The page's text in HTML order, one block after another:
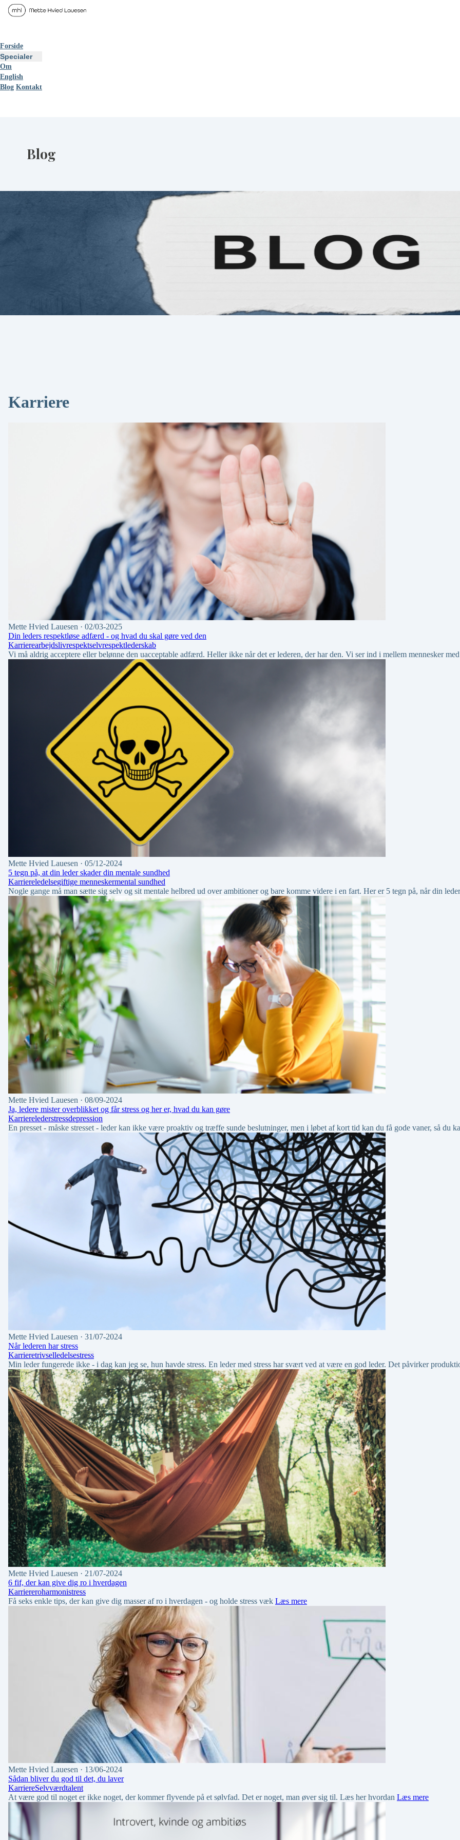
Forside
Specialer
Om
English
Blog Kontakt
Blog
Karriere
Mette Hvied Lauesen · 02/03-2025
Din leders respektløse adfærd - og hvad du skal gøre ved den
Karrierearbejdslivrespektselvrespektlederskab
Vi må aldrig acceptere eller belønne den uacceptable adfærd. Heller ikke når det er lederen, der har den. Vi ser ind i mellem mennesker
Mette Hvied Lauesen · 05/12-2024
5 tegn på, at din leder skader din mentale sundhed
Karriereledelsegiftige menneskermental sundhed
Nogle gange må man sætte sig selv og sit mentale helbred ud over ambitioner og bare komme videre i en fart. Her er 5 tegn på, når din
Mette Hvied Lauesen · 08/09-2024
Ja, ledere mister overblikket og får stress og her er, hvad du kan gøre
Karrierelederstressdepression
En presset - måske stresset - leder kan ikke være proaktiv og træffe sunde beslutninger, men i løbet af kort tid kan du få gode vaner, så du
Mette Hvied Lauesen · 31/07-2024
Når lederen har stress
Karrieretrivselledelsestress
Min leder fungerede ikke - i dag kan jeg se, hun havde stress. En leder med stress har svært ved at være en god leder. Det påvirker
Mette Hvied Lauesen · 21/07-2024
6 fif, der kan give dig ro i hverdagen
Karriereroharmonistress
Få seks enkle tips, der kan give dig masser af ro i hverdagen - og holde stress væk Læs mere
Mette Hvied Lauesen · 13/06-2024
Sådan bliver du god til det, du laver
KarriereSelvværdtalent
At være god til noget er ikke noget, der kommer flyvende på et sølvfad. Det er noget, man øver sig til. Læs her hvordan Læs mere